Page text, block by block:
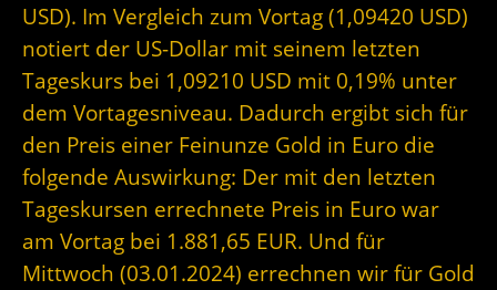
USD). Im Vergleich zum Vortag (1,09420 USD)
notiert der US-Dollar mit seinem letzten
Tageskurs bei 1,09210 USD mit 0,19% unter
dem Vortagesniveau. Dadurch ergibt sich für
den Preis einer Feinunze Gold in Euro die
folgende Auswirkung: Der mit den letzten
Tageskursen errechnete Preis in Euro war
am Vortag bei 1.881,65 EUR. Und für
Mittwoch (03.01.2024) errechnen wir für Gold